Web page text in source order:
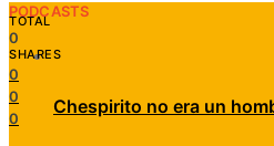
PODCASTS
Chespirito no era un
TOTAL
0
SHARES
0
0
0